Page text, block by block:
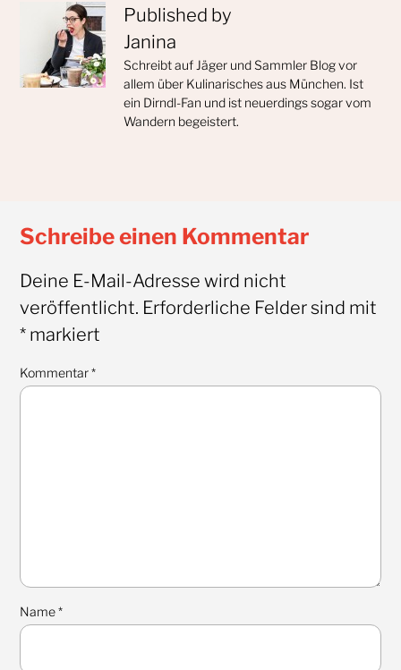
Published by
Janina
Schreibt auf Jäger und Sammler Blog vor
allem über Kulinarisches aus München. Ist
ein Dirndl-Fan und ist neuerdings sogar vom
Wandern begeistert.
Schreibe einen Kommentar
Deine E-Mail-Adresse wird nicht
veröffentlicht. Erforderliche Felder sind mit
*markiert
Kommentar*
Name*